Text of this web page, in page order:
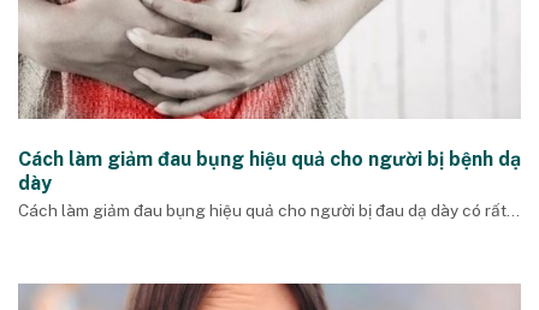
Cách làm giảm đau bụng hiệu quả cho người bị bệnh dạ
dày
Cách làm giảm đau bụng hiệu quả cho người bị đau dạ dày có rất...